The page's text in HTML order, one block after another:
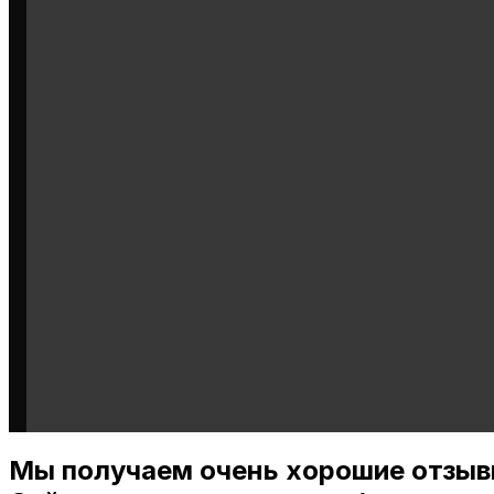
Мы получаем очень хорошие